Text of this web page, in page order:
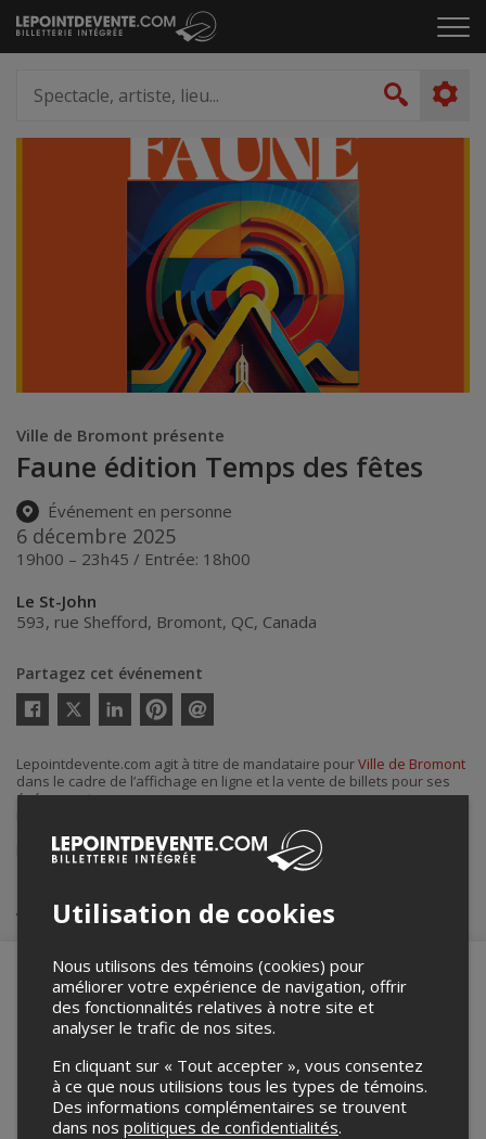
Passer
au
le
artiste,
lieu...
Ville de Bromont présente
Faune édition Temps des fêtes
Événement en personne
6 décembre 2025
19h00 – 23h45 / Entrée: 18h00
Le St-John
593, rue Shefford, Bromont, QC, Canada
Partagez cet événement
Twitter
courriel
Lepointdevente.com agit à titre de mandataire pourVille de Bromont
dans le cadre de l’affichage en ligne et la vente de billets pour ses
événements.
contacter l’organisateur de l’événement, Ville de Bromont
lestjohn@bromont.com.
Achat de billets
Merci de confirmer que vous n'êtes pas un
Utilisation de cookies
Nous utilisons des témoins (cookies) pour
améliorer votre expérience de navigation, offrir
des fonctionnalités relatives à notre site et
analyser le trafic de nos sites.
En cliquant sur « Tout accepter », vous consentez
à ce que nous utilisions tous les types de témoins.
Des informations complémentaires se trouvent
dans nos politiques de confidentialités.